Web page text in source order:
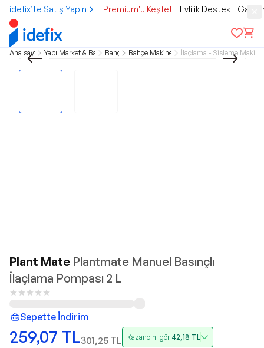
idefix’te Satış Yapın Premium'u Keşfet Evlilik Destek
Ana sayfa Yapı Market & BahçeBahçe Bahçe Makineleriİlaçlama - Sisleme
Plant Mate Plantmate Manuel Basınçlı
İlaçlama Pompası 2 L
Sepette İndirim
259,07 TL301,25 TL Kazancını gör 42,18 TL